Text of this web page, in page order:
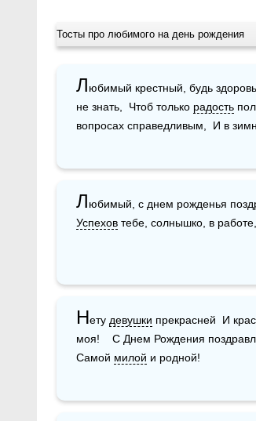
Тосты про любимого на день рождения
Любимый крестный, будь
не знать,  Чтоб только радость
вопросах справедливым,  И в
Л
Успехов тебе, солнышко, в
Нету девушки прекрасней  И
моя!    С Днем Рождения
Самой милой и родной!